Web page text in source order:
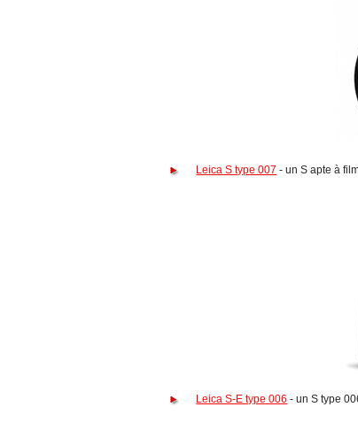
Leica S type 007 - un S apte à
Leica S-E type 006 - un S type